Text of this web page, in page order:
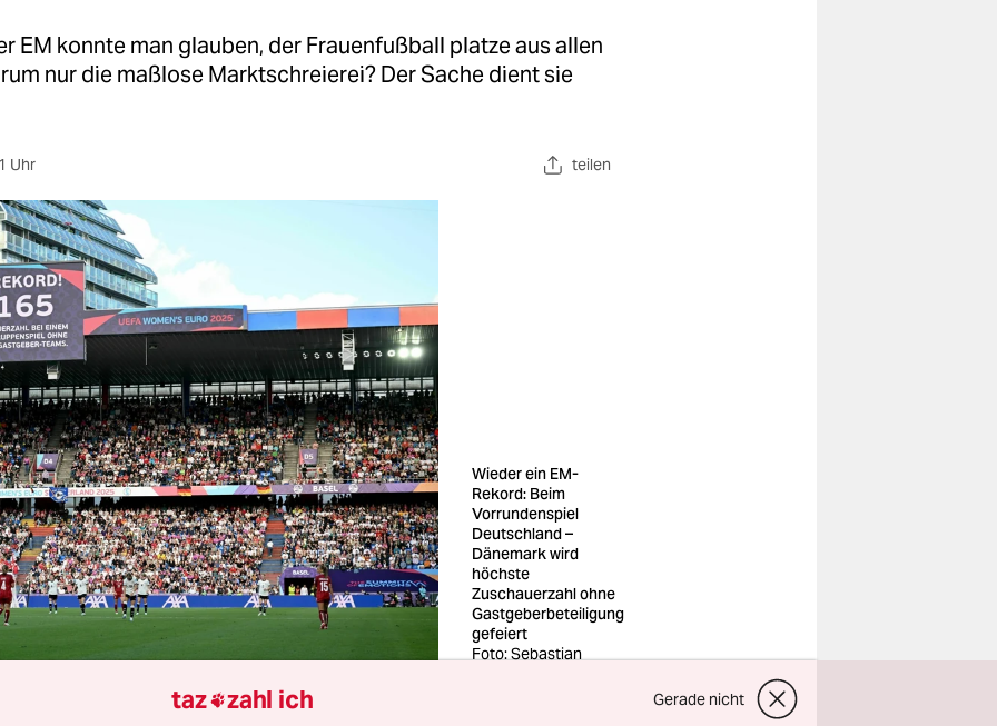
EM konnte man glauben, der Frauenfußball platze aus allen
nur die maßlose Marktschreierei? Der Sache dient sie
Uhr teilen
Wieder ein EM-
Rekord: Beim
Vorrundenspiel
Deutschland –
Dänemark wird
höchste
Zuschauerzahl ohne
Gastgeberbeteiligung
gefeiert
Foto: Sebastian
taz zahl ich Gerade nicht